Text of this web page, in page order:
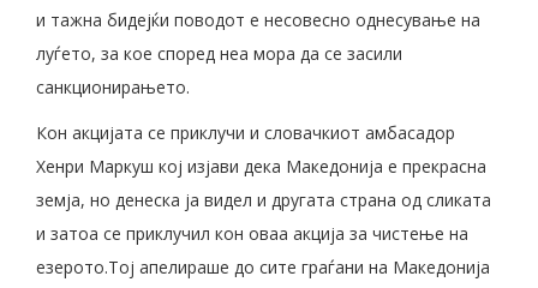
и тажна бидејќи поводот е несовесно однесување на
луѓето, за кое според неа мора да се засили
санкционирањето.
Кон акцијата се приклучи и словачкиот амбасадор
Хенри Маркуш кој изјави дека Македонија е прекрасна
земја, но денеска ја видел и другата страна од сликата
и затоа се приклучил кон оваа акција за чистење на
езерото.Тој апелираше до сите граѓани на Македонија